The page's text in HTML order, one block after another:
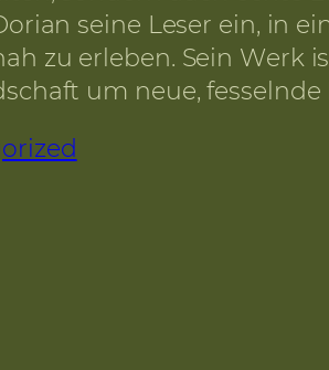
seine Leser ein, in
zu erleben. Sein Werk
um neue, fesselnde